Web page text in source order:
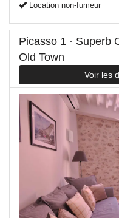
Location non-fumeur
Picasso 1 · Superb
Old Town
Voir les